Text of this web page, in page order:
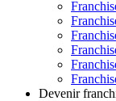
Devenir